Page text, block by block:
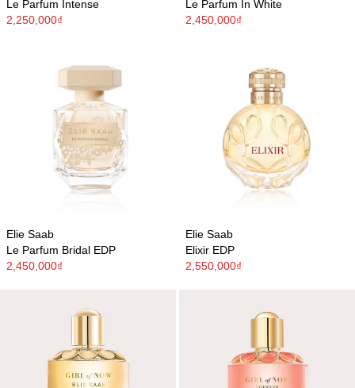
Le Parfum Intense
2,250,000₫
Le Parfum In White
2,450,000₫
Elie Saab
Le Parfum Bridal EDP
2,450,000₫
Elie Saab
Elixir EDP
2,550,000₫